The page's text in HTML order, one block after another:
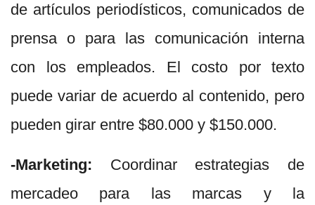
de artículos periodísticos, comunicados de
prensa o para las comunicación interna
con los empleados. El costo por texto
puede variar de acuerdo al contenido, pero
pueden girar entre $80.000 y $150.000.
-Marketing: Coordinar estrategias de
mercadeo para las marcas y la